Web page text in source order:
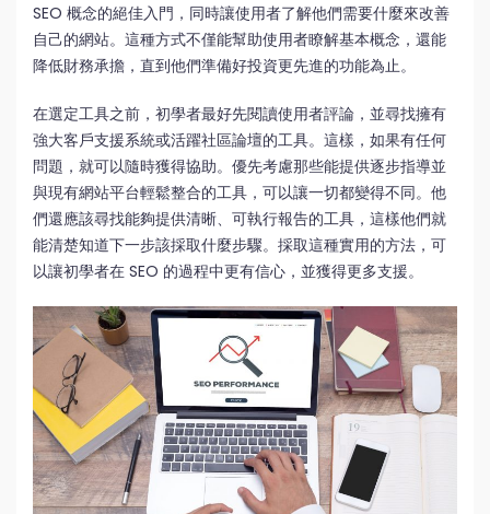
SEO 概念的絕佳入門，同時讓使用者了解他們需要什麼來改善
自己的網站。這種方式不僅能幫助使用者瞭解基本概念，還能
降低財務承擔，直到他們準備好投資更先進的功能為止。
在選定工具之前，初學者最好先閱讀使用者評論，並尋找擁有
強大客戶支援系統或活躍社區論壇的工具。這樣，如果有任何
問題，就可以隨時獲得協助。優先考慮那些能提供逐步指導並
與現有網站平台輕鬆整合的工具，可以讓一切都變得不同。他
們還應該尋找能夠提供清晰、可執行報告的工具，這樣他們就
能清楚知道下一步該採取什麼步驟。採取這種實用的方法，可
以讓初學者在 SEO 的過程中更有信心，並獲得更多支援。